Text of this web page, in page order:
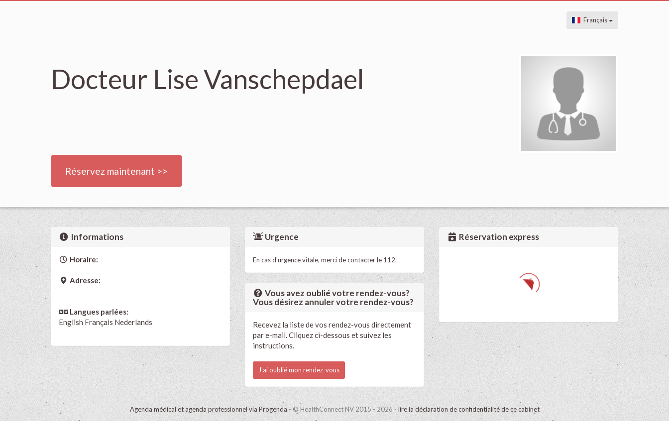
Français
Docteur Lise Vanschepdael
Réservez maintenant >>
Informations
Horaire:
Adresse:
Langues parlées:
English Français Nederlands
Urgence
En cas d'urgence vitale, merci de contacter le 112.
Vous avez oublié votre rendez-vous?
Vous désirez annuler votre rendez-vous?
Recevez la liste de vos rendez-vous directement
par e-mail. Cliquez ci-dessous et suivez les
instructions.
J'ai oublié mon rendez-vous
Réservation express
Agenda médical et agenda professionnel via Progenda - © HealthConnect NV 2015 - 2026 - lire la déclaration de confidentialité de ce cabinet